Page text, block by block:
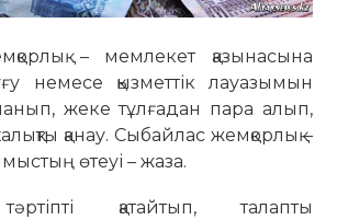
– мемлекет қазынасына
немесе қызметтік лауазымын
жеке тұлғадан пара алып,
қанау. Сыбайлас жемқорлық –
өтеуі – жаза.
қатайтып, талапты